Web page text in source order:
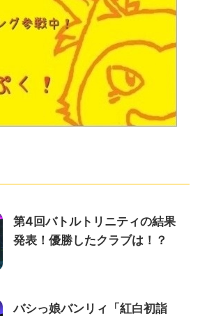
第4回バトルトリニティの結果
発表！優勝したクラブは！？
バシっ娘バンリィ「紅白初詣